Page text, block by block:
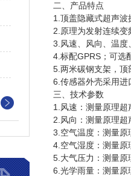
二、产品特点
1. 顶盖隐藏式超声波
2. 原理为发射连续
3. 风速、风向、温
4. 标配GPRS；可选
5. 两米碳钢支架，顶
6. 传感器外壳采用进
三、技术参数
1. 风速：测量原理超
2. 风向：测量原理超
3. 空气温度：测量
4. 空气湿度：测量原
5. 大气压力：测量原
6. 光学雨量：测量原